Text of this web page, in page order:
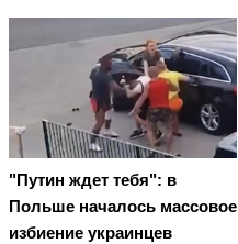
"Путин ждет тебя": в
Польше началось массовое
избиение украинцев